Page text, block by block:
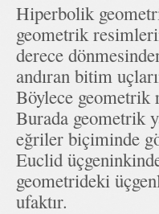
Hiperbolik
geometrik
derece
andıran bitim
Böylece
Burada geometrik
eğriler biçiminde
Euclid
geometrideki
ufaktır.